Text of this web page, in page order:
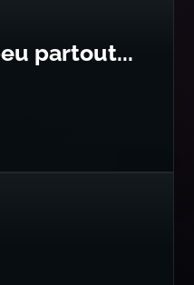
partout...
on LinkedIn
Bluesky
on Twitter
me on Mastodon